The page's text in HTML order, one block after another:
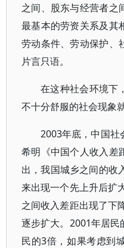
之间、股东与经营者之
最基本的劳资关系及其
劳动条件、劳动保护、
片言只语。
在这种社会环境下
不十分舒服的社会现象
2003年底，中国社
希明《中国个人收入差
出，我国城乡之间的收
来出现一个先上升后扩
之间收入差距出现了下
逐步扩大。2001年居
民的3倍，如果考虑到